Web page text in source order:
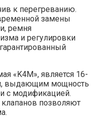
к перегреванию.
замены
ремня
и регулировки
«K4M», является 16-
выдающим мощность
с модификацией.
позволяют